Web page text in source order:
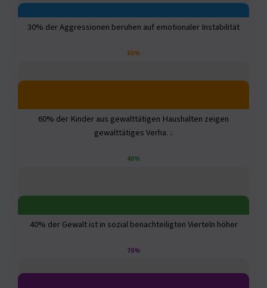
30% der Aggressionen beruhen auf emotionaler Instabilität
60%
60% der Kinder aus gewalttätigen Haushalten zeigen
gewalttätiges Verha. :.
40%
40% der Gewalt ist in sozial benachteiligten Vierteln höher
70%